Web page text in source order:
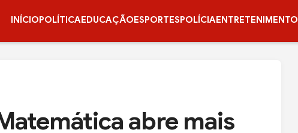
INÍCIOPOLÍTICAEDUCAÇÃOESPORTESPOLÍCIAENTRETENIMENTO
abre mais